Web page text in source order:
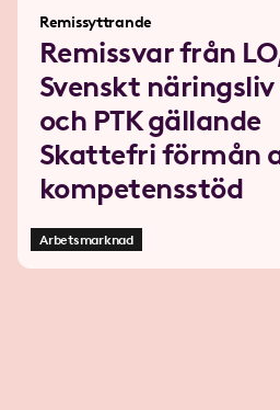
Remissyttrande
Remissvar från
Svenskt näringsliv
och PTK gällande
Skattefri förmån
kompetensstöd
Arbetsmarknad